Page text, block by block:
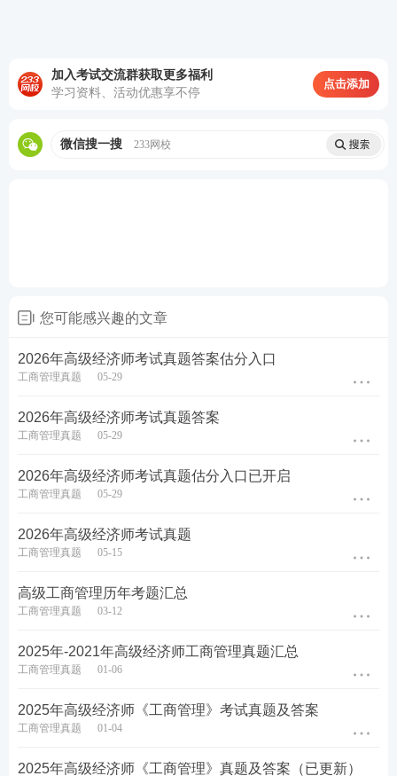
球领先，持续深耕技术研发，并积极与车企开展多元
驾驶系统技术，对外实现技术输出。
2、在数字化创新不断深化的背景下，LS 公司的管理
3、3、LS 公司利用 HQ 公司智能驾驶系统构筑了哪些
论述题
《中华人民共和国国民经济和社会发展第十五个五年
规划纲要》提出 “建设现代化产业体系，巩固壮大实
化（简称 “三化”）方向。论述企业应如何基于 “三化”
欢迎扫码加群进行考后真题交流~
加入考试交流群获取更多福利
学习资料、活动优惠享不停
点击添加
微信搜一搜 233网校
您可能感兴趣的文章
2026年高级经济师考试真题答案估分入口
工商管理真题 05-29
2026年高级经济师考试真题答案
工商管理真题 05-29
2026年高级经济师考试真题估分入口已开启
工商管理真题 05-29
2026年高级经济师考试真题
工商管理真题 05-15
高级工商管理历年考题汇总
工商管理真题 03-12
2025年-2021年高级经济师工商管理真题汇总
工商管理真题 01-06
2025年高级经济师《工商管理》考试真题及答案
工商管理真题 01-04
2025年高级经济师《工商管理》真题及答案（已更新）